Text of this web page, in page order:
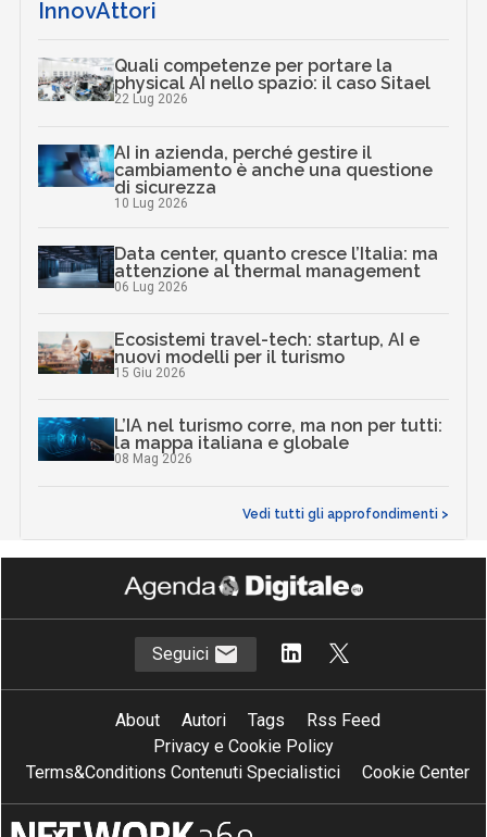
InnovAttori
Quali competenze per portare la
physical AI nello spazio: il caso Sitael
22 Lug 2026
AI in azienda, perché gestire il
cambiamento è anche una questione
di sicurezza
10 Lug 2026
Data center, quanto cresce l’Italia: ma
attenzione al thermal management
06 Lug 2026
Ecosistemi travel-tech: startup, AI e
nuovi modelli per il turismo
15 Giu 2026
L’IA nel turismo corre, ma non per tutti:
la mappa italiana e globale
08 Mag 2026
Vedi tutti gli approfondimenti >
Seguici
About Autori Tags
Rss Feed
Privacy e Cookie Policy
Terms&Conditions Contenuti Specialistici
Cookie Center